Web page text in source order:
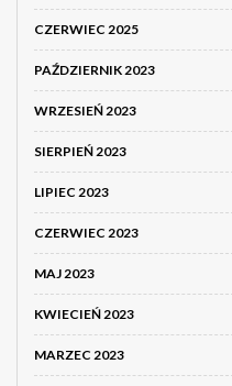
CZERWIEC 2025
PAŹDZIERNIK 2023
WRZESIEŃ 2023
SIERPIEŃ 2023
LIPIEC 2023
CZERWIEC 2023
MAJ 2023
KWIECIEŃ 2023
MARZEC 2023